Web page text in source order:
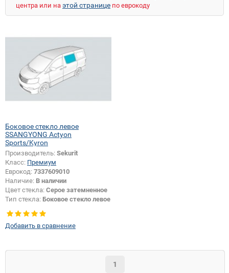
центра или на этой странице по еврокоду
Боковое стекло левое
SSANGYONG Actyon
Sports/Kyron
Производитель: Sekurit
Класс: Премиум
Еврокод: 7337609010
Наличие: В наличии
Цвет стекла: Серое затемненное
Тип стекла: Боковое стекло левое
Добавить в сравнение
1